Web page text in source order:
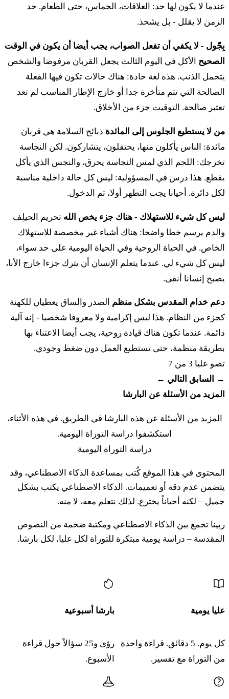
يِهيِه فِهنِفِش هؤوخِلِت مِمِنو عَفوناه تِسّا
וְהַבָּשָׂר אֲשֶׁר יִגַּע בְּכָל טָמֵא לֹא יֵאָכֵל בָּאֵשׁ
יִשָּׂרֵף וְהַבָּשָׂר כָּל טָהוֹר יֹאכַל בָּשָׂר׃
يت فِهباسار أشِر يِجّع بخُل طامي لو يِؤاخيل باإش يِسّاريف
فِهباسار كُل طاهور يوخَل باسار
כ
וְהַנֶּפֶשׁ אֲשֶׁר תֹּאכַל בָּשָׂר מִזֶּבַח הַשְּׁלָמִים אֲשֶׁר
לַידוָד וְטֻמְאָתוֹ עָלָיו וְנִכְרְתָה הַנֶּפֶשׁ הַהִוא מֵעַמֶּיהָ׃
ك فِهنِفِش أشِر توخَل باسار مِزِفاح هشلاميم أشِر لَأدوناي
فِطُمؤاتو عالاف فِنخرِتا هنِفِش ههيا مِعَمِّيها
וְנֶפֶשׁ כִּי תִגַּע בְּכָל טָמֵא בְּטֻמְאַת אָדָם אוֹ
בִּבְהֵמָה טְמֵאָה אוֹ בְּכָל שֶׁקֶץ טָמֵא וְאָכַל מִבְּשַׂר
זֶבַח הַשְּׁלָמִים אֲשֶׁר לַידוָד וְנִכְרְתָה הַנֶּפֶשׁ הַהִוא
מֵעַמֶּיהָ׃
كا فِنِفِش كي تِجّع بخُل طامي بِطُمؤات آدام أو بِفهيما
طِميئا أو بخُل شِقِتس طامي فِؤاخَل مِبسار زِفاح هشلاميم
أشِر لَأدوناي فِنخرِتا هنِفِش ههيا مِعَمِّيها
כב וַיְדַבֵּר יְדוָד אֶל מֹשֶׁה לֵּאמֹר׃
דַּבֵּר אֶל בְּנֵי יִשְׂרָאֵל לֵאמֹר כָּל חֵלֶב שׁוֹר וְכֶשֶׂב
كج دَبِّر إل بني يسرائيل ليمور كُل حيلِف شور فِخِسِف
فاعيز لو توخيلو
כד
וְחֵלֶב נְבֵלָה וְחֵלֶב טְרֵפָה יֵעָשֶׂה לְכָל מְלָאכָה
וְאָכֹל לֹא תֹאכְלֻהוּ׃
כה
כִּי כָּל אֹכֵל חֵלֶב מִן הַבְּהֵמָה אֲשֶׁר יַקְרִיב מִמֶּנָּה
אִשֶּׁה לַידוָד וְנִכְרְתָה הַנֶּפֶשׁ הָאֹכֶלֶת מֵעַמֶּיהָ׃
كه كي كُل أوخيل حيلِف مِن هبهيما أشِر يَقريف مِمِنّا إشِّه
لَأدوناي فِنخرِتا هنِفِش هؤوخِلِت مِعَمِّيها
عندما لا يكون لها حد: العلاقات، الحماس، حتى الطعام. حد
الزمن لا يقلل - بل يشحذ.
بِجّول - لا يكفي أن تفعل الصواب، يجب أيضا أن يكون في الوقت
الصحيح الأكل في اليوم الثالث يجعل القربان مرفوضا والشخص
يتحمل الذنب. هذه لغة حادة: هناك حالات تكون فيها الفعلة
الصالحة التي تتم متأخرة جدا أو خارج الإطار المناسب لم تعد
تعتبر صالحة. التوقيت جزء من الأخلاق.
من لا يستطيع الجلوس إلى المائدة ذبائح السلامة هي قربان
مائدة: الناس يأكلون منها، يحتفلون، يتشاركون. لكن النجاسة
تخرجك: اللحم الذي لمس النجاسة يحرق، والنجس الذي يأكل
يقطع. هذا درس في المسؤولية: ليس كل حالة داخلية مناسبة
لكل دائرة. أحيانا يجب التطهر أولا، ثم الدخول.
ليس كل شيء للاستهلاك - هناك جزء يخص الله تحريم الحيلِف
والدم يرسم خطا واضحا: هناك أشياء غير مخصصة للاستهلاك
الخاص. في الحياة الروحية وفي الحياة اليومية على حد سواء،
ليس كل شيء لي. عندما يتعلم الإنسان أن يترك جزءا خارج الأنا،
يصبح إنسانا أنقى.
دعم خدام المقدس بشكل منظم الصدر والساق يعطيان للكهنة
كجزء من النظام. هذا ليس إكرامية ولا معروفا شخصيا - إنه آلية
دائمة. عندما تكون هناك قيادة روحية، يجب أيضا الاعتناء بها
بطريقة منظمة، حتى تستطيع العمل دون ضغط وجودي.
تصو عليا 3 من 7
→ السابق التالي ←
المزيد من الأسئلة عن البارشا
المزيد من الأسئلة عن هذه البارشا في الطريق. في هذه الأثناء،
استكشفوا دراسة التوراة اليومية.
دراسة التوراة اليومية
المحتوى في هذا الموقع كُتب بمساعدة الذكاء الاصطناعي، وقد
يتضمن عدم دقة أو تعميمات. الذكاء الاصطناعي يكتب بشكل
جميل – لكنه أحياناً يخترع. لذلك نتعلم معه، لا منه.
ربينا تجمع بين الذكاء الاصطناعي ومكتبة ضخمة من النصوص
المقدسة – دراسة يومية مبتكرة للتوراة لكل عليا، لكل بارشا.
عليا يومية
كل يوم. 5 دقائق. قراءة واحدة
من التوراة مع تفسير.
بارشا أسبوعية
رؤى و25 سؤالاً حول قراءة
الأسبوع.